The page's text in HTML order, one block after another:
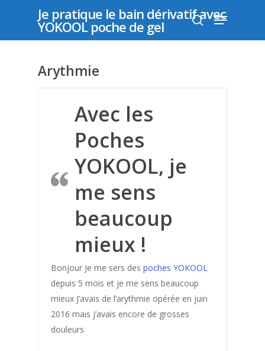
Appuyer sur "entrer" pour rechercher ou "échap"
pour fermer
Je pratique le bain dérivatif avec
YOKOOL poche de gel
Arythmie
Avec les
Poches
YOKOOL, je
me sens
beaucoup
mieux !
Bonjour Je me sers des poches YOKOOL
depuis 5 mois et je me sens beaucoup
mieux J’avais de l’arythmie opérée en juin
2016 mais j’avais encore de grosses
douleurs